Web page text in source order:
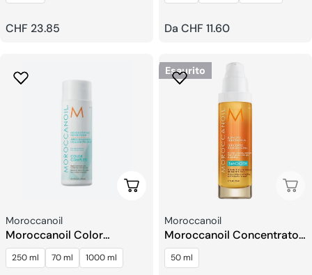
Prezzo
CHF 23.85
Prezzo
Da CHF 11.60
Scegli Le Opzioni
Venditore:
Moroccanoil
Moroccanoil Color
Continue Balsamo
250 ml 70 ml 1000 ml
Esaurito
Venditore:
Moroccanoil
Moroccanoil Concentrato
Lisciante per Piega
50 ml